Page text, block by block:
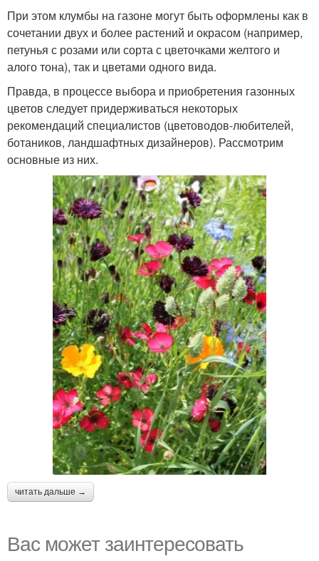
При этом клумбы на газоне могут быть оформлены как в
сочетании двух и более растений и окрасом (например,
петунья с розами или сорта с цветочками желтого и
алого тона), так и цветами одного вида.
Правда, в процессе выбора и приобретения газонных
цветов следует придерживаться некоторых
рекомендаций специалистов (цветоводов-любителей,
ботаников, ландшафтных дизайнеров). Рассмотрим
основные из них.
читать дальше →
Вас может заинтересовать